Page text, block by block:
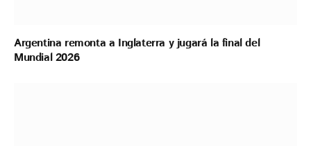
Argentina remonta a Inglaterra y jugará la final del
Mundial 2026